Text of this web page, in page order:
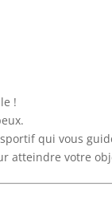
!
qui vous
atteindre votre